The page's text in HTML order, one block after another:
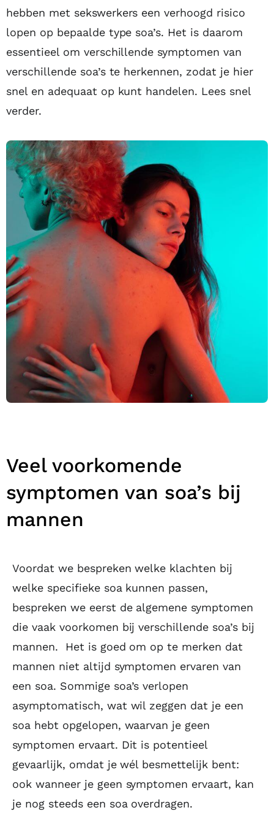
hebben met sekswerkers een verhoogd risico
lopen op bepaalde type soa’s. Het is daarom
essentieel om verschillende symptomen van
verschillende soa’s te herkennen, zodat je hier
snel en adequaat op kunt handelen. Lees snel
verder.
Veel voorkomende
symptomen van soa’s bij
mannen
Voordat we bespreken welke klachten bij
welke specifieke soa kunnen passen,
bespreken we eerst de algemene symptomen
die vaak voorkomen bij verschillende soa’s bij
mannen. Het is goed om op te merken dat
mannen niet altijd symptomen ervaren van
een soa. Sommige soa’s verlopen
asymptomatisch, wat wil zeggen dat je een
soa hebt opgelopen, waarvan je geen
symptomen ervaart. Dit is potentieel
gevaarlijk, omdat je wél besmettelijk bent:
ook wanneer je geen symptomen ervaart, kan
je nog steeds een soa overdragen.